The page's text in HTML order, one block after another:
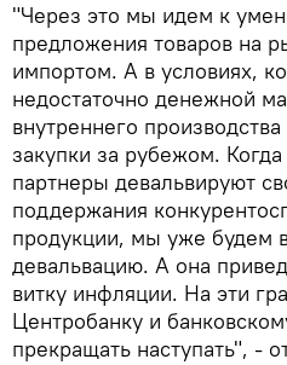
"Через это мы идем к
предложения товаров на
импортом. А в условиях,
недостаточно денежной
внутреннего
закупки за рубежом.
партнеры девальвируют
поддержания
продукции, мы уже будем
девальвацию. А она
витку инфляции. На эти
Центробанку и
прекращать наступать", -